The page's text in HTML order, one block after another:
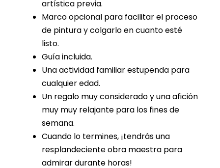
artística previa.
Marco opcional para facilitar el proceso
de pintura y colgarlo en cuanto esté
listo.
Guía incluida.
Una actividad familiar estupenda para
cualquier edad.
Un regalo muy considerado y una afición
muy muy relajante para los fines de
semana.
Cuando lo termines, ¡tendrás una
resplandeciente obra maestra para
admirar durante horas!